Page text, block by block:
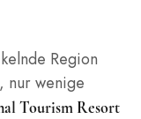
Region
, nur wenige
Tourism Resort